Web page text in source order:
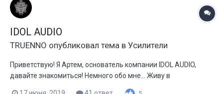
IDOL AUDIO
TRUENNO опубликовал тема в Усилители
Приветствую! Я Артем, основатель компании IDOL AUDIO,
давайте знакомиться! Немного обо мне... Живу в